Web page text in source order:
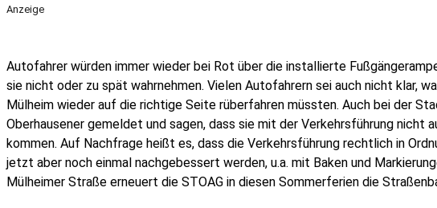
Anzeige
Autofahrer würden immer wieder bei Rot über die installierte
sie nicht oder zu spät wahrnehmen. Vielen Autofahrern sei auch nicht klar,
Mülheim wieder auf die richtige Seite rüberfahren müssten. Auch bei der
Oberhausener gemeldet und sagen, dass sie mit der Verkehrsführung nicht
kommen. Auf Nachfrage heißt es, dass die Verkehrsführung rechtlich in
jetzt aber noch einmal nachgebessert werden, u.a. mit Baken und
Mülheimer Straße erneuert die STOAG in diesen Sommerferien die